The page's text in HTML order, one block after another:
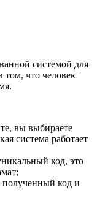
системой для
том, что человек
вы выбираете
система работает
код, это
полученный код и